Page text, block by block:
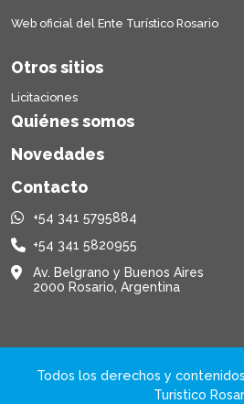
Web oficial del Ente Turístico Rosario
Otros sitios
Licitaciones
Quiénes somos
Novedades
Contacto
+54 341 5795884
+54 341 5820955
Av. Belgrano y Buenos Aires
2000 Rosario, Argentina
Todos los derechos y
Turístico